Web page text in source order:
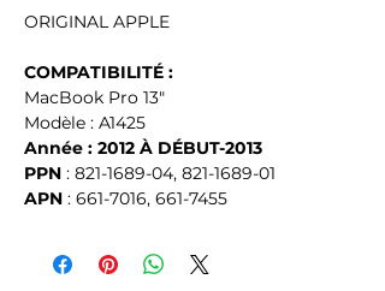
ORIGINAL APPLE
COMPATIBILITÉ :
MacBook Pro 13"
Modèle : A1425
Année : 2012 À DÉBUT-2013
PPN : 821-1689-04, 821-1689-01
APN : 661-7016, 661-7455